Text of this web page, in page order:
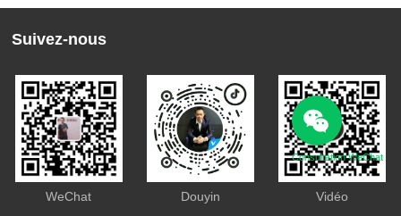
Suivez-nous
WeChat Douyin Vidéo
Consultation WeChat